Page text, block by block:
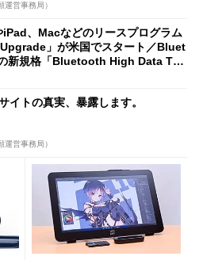
運営事務局）
、Macなどのリースプログラム
Upgrade」が米国でスタート／Bluet
新規格「Bluetooth High Data Thr
イトの真実、暴露します。
運営事務局）